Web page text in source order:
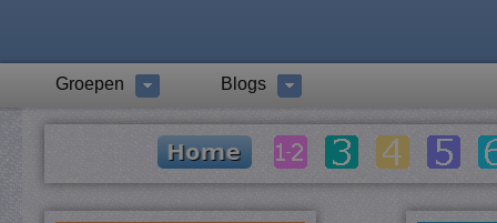
Groepen Blogs